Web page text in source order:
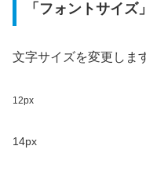
「フォントサイズ
文字サイズを変更しま
12px
14px